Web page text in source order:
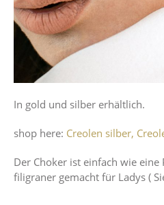
In gold und silber erhältlich.
shop here: Creolen silber,
Der Choker ist einfach wie eine
filigraner gemacht für Ladys (